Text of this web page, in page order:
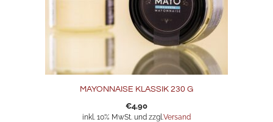
MAYONNAISE KLASSIK 230 G
€4,90
inkl. 10% MwSt. und zzgl.Versand